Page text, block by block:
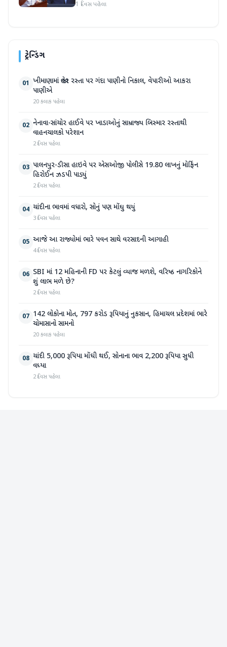
1 દિવસ પહેલા
ટ્રેન્ડિંગ
01 ખીમાણામાં જાહેર રસ્તા પર ગંદા પાણીનો નિકાલ, વેપારીઓ આકરા
પાણીએ
20 કલાક પહેલા
02 નેનાવા-સાંચોર હાઈવે પર ખાડાઓનું સામ્રાજ્ય બિસ્માર રસ્તાથી
વાહનચાલકો પરેશાન
2 દિવસ પહેલા
03 પાલનપુર-ડીસા હાઇવે પર એસઓજી પોલીસે 19.80 લાખનું મોર્ફિન
હિરોઈન ઝડપી પાડ્યું
2 દિવસ પહેલા
04 ચાંદીના ભાવમાં વધારો, સોનું પણ મોંઘુ થયું
3 દિવસ પહેલા
05 આજે આ રાજ્યોમાં ભારે પવન સાથે વરસાદની આગાહી
4 દિવસ પહેલા
06 SBI માં 12 મહિનાની FD પર કેટલું વ્યાજ મળશે, વરિષ્ઠ નાગરિકોને
શું લાભ મળે છે?
2 દિવસ પહેલા
07 142 લોકોના મોત, 797 કરોડ રૂપિયાનું નુકસાન, હિમાચલ પ્રદેશમાં ભારે
ચોમાસાનો સામનો
20 કલાક પહેલા
08 ચાંદી 5,000 રૂપિયા મોંઘી થઈ, સોનાના ભાવ 2,200 રૂપિયા સુધી
વધ્યા
2 દિવસ પહેલા